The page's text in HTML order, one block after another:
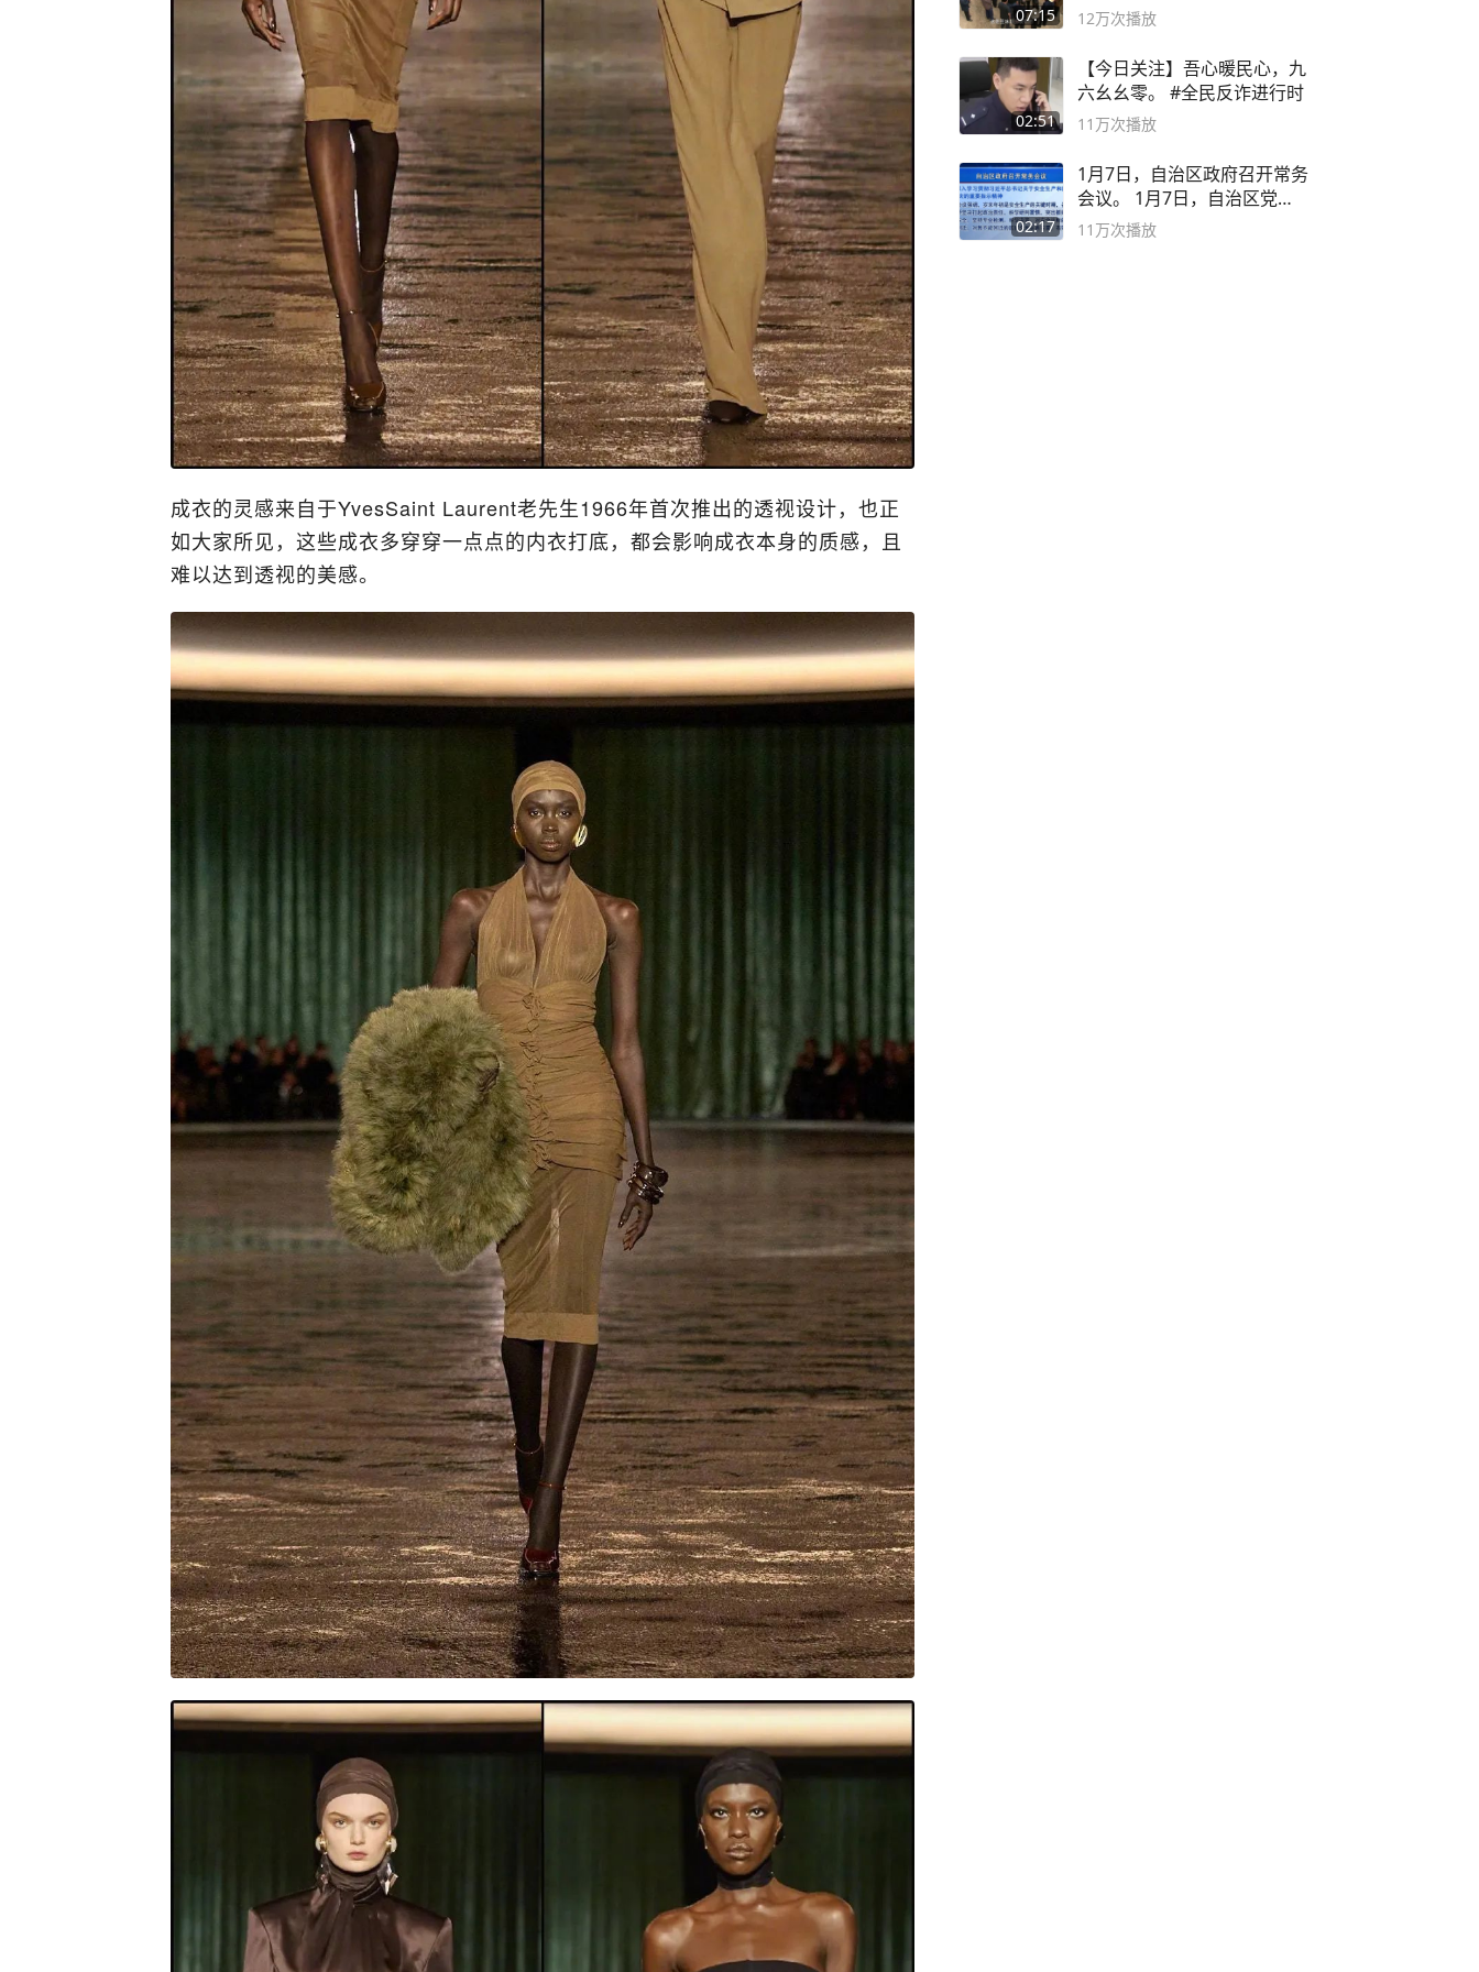
成衣的灵感来自于YvesSaint Laurent老先生1966年首次推出的透视设计，也正
如大家所见，这些成衣多穿穿一点点的内衣打底，都会影响成衣本身的质感，且
难以达到透视的美感。
07:15 子
12万次播放
02:51
【今日关注】吾心暖民心，九
六幺幺零。 #全民反诈进行时
11万次播放
02:17
1月7日，自治区政府召开常务
会议。 1月7日，自治区党委
副书记
11万次播放